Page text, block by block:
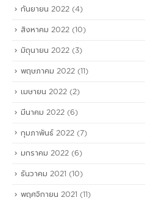
กันยายน 2022 (4)
สิงหาคม 2022 (10)
มิถุนายน 2022 (3)
พฤษภาคม 2022 (11)
เมษายน 2022 (2)
มีนาคม 2022 (6)
กุมภาพันธ์ 2022 (7)
มกราคม 2022 (6)
ธันวาคม 2021 (10)
พฤศจิกายน 2021 (11)